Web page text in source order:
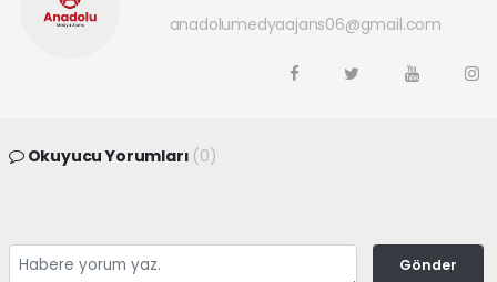
anadolumedyaajans06@gmail.com
Okuyucu Yorumları (0)
Gönder